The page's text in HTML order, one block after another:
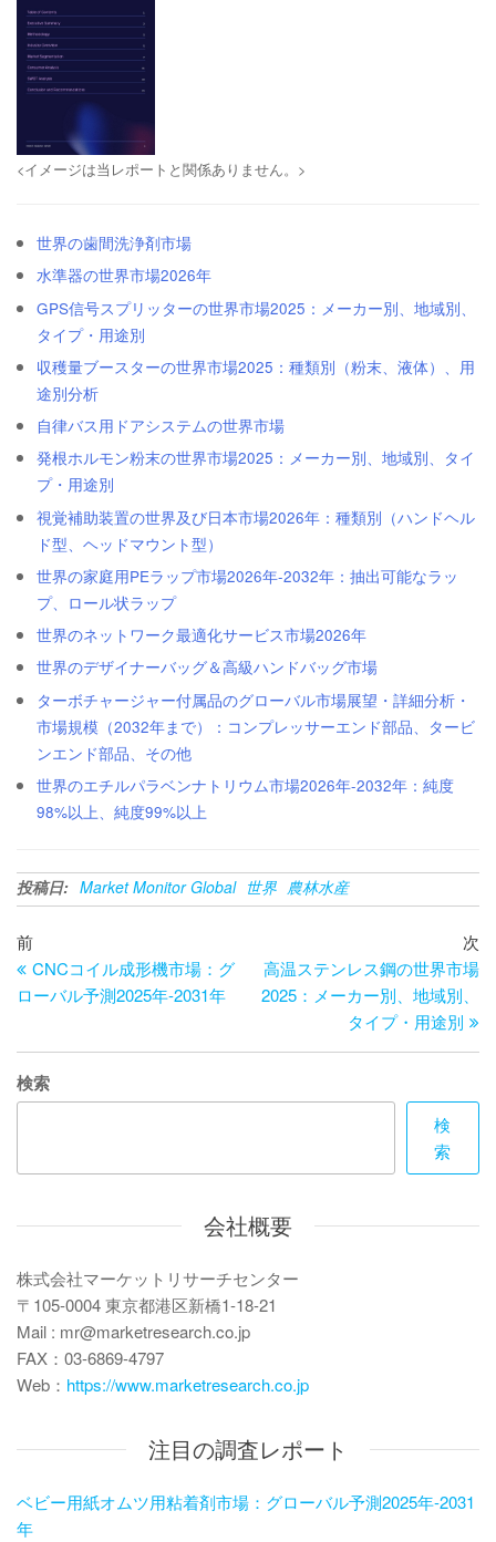
<イメージは当レポートと関係ありません。>
世界の歯間洗浄剤市場
水準器の世界市場2026年
GPS信号スプリッターの世界市場2025：メーカー別、地域別、
タイプ・用途別
収穫量ブースターの世界市場2025：種類別（粉末、液体）、用
途別分析
自律バス用ドアシステムの世界市場
発根ホルモン粉末の世界市場2025：メーカー別、地域別、タイ
プ・用途別
視覚補助装置の世界及び日本市場2026年：種類別（ハンドヘル
ド型、ヘッドマウント型）
世界の家庭用PEラップ市場2026年-2032年：抽出可能なラッ
プ、ロール状ラップ
世界のネットワーク最適化サービス市場2026年
世界のデザイナーバッグ＆高級ハンドバッグ市場
ターボチャージャー付属品のグローバル市場展望・詳細分析・
市場規模（2032年まで）：コンプレッサーエンド部品、タービ
ンエンド部品、その他
世界のエチルパラベンナトリウム市場2026年-2032年：純度
98%以上、純度99%以上
投稿日: Market Monitor Global 世界 農林水産
投
稿
ナ
ビ
ゲ
シ
ン
過
去
の
稿
前
CNCコイル成形機市場：グ
ローバル予測2025年-2031年
の
次
高温ステンレス鋼の世界市場
2025：メーカー別、地域別、
タイプ・用途別
検索
検
索
会社概要
株式会社マーケットリサーチセンター
〒105-0004 東京都港区新橋1-18-21
Mail : mr@marketresearch.co.jp
FAX：03-6869-4797
Web： https://www.marketresearch.co.jp
注目の調査レポート
ベビー用紙オムツ用粘着剤市場：グローバル予測2025年-2031
年